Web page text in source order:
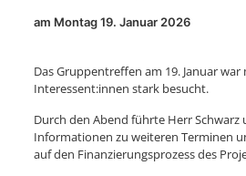
am Montag 19. Januar 2026
Das Gruppentreffen am 19. Januar war
Interessent:innen stark besucht.
Durch den Abend führte Herr
Informationen zu weiteren Terminen
auf den Finanzierungsprozess des